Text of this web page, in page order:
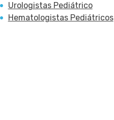
Urologistas Pediátrico
Hematologistas Pediátricos